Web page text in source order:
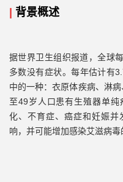
背景概述
据世界卫生组织报道，全球
多数没有症状。每年估计有
中的一种：衣原体疾病、淋
至49岁人口患有生殖器单
化、不育症、癌症和妊娠并
响，并可能增加感染艾滋病毒